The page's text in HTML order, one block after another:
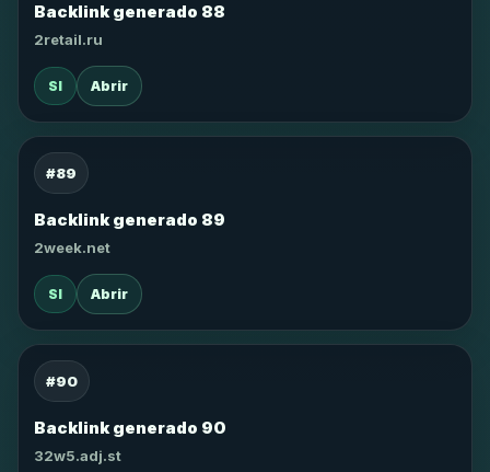
Backlink generado 88
2retail.ru
SI Abrir
#89
Backlink generado 89
2week.net
SI Abrir
#90
Backlink generado 90
32w5.adj.st